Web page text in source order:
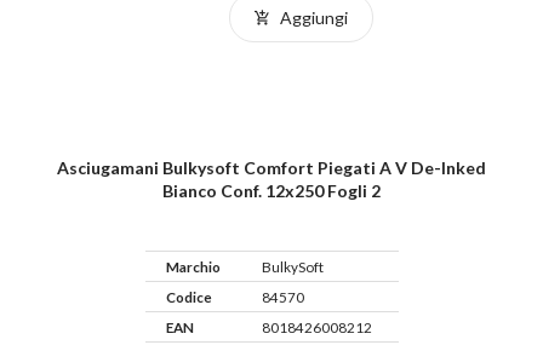
Aggiungi
Asciugamani Bulkysoft Comfort Piegati A V De-Inked
Bianco Conf. 12x250 Fogli 2
Marchio
BulkySoft
Codice
84570
EAN
8018426008212